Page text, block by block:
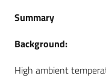
Summary
Background:
High ambient